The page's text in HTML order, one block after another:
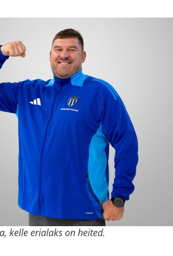
kelle erialaks on heited.